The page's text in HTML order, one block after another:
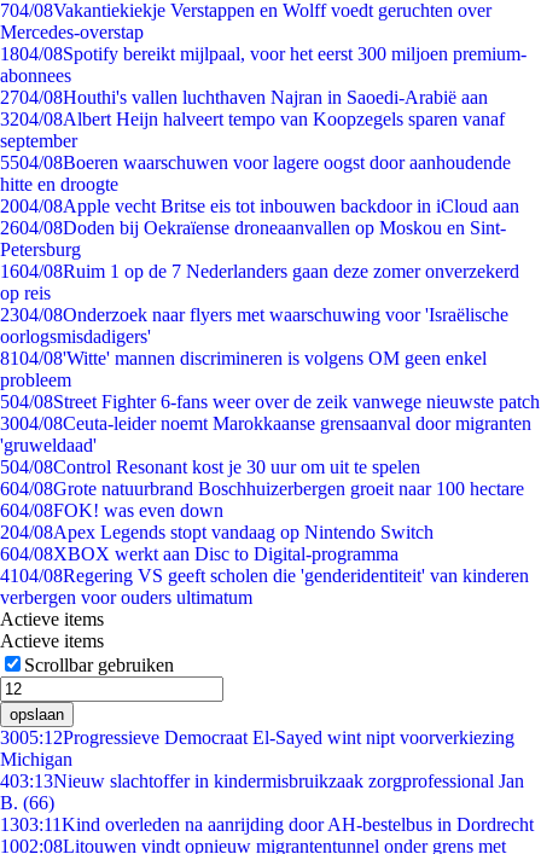
704/08Vakantiekiekje Verstappen en Wolff voedt geruchten over
Mercedes-overstap
1804/08Spotify bereikt mijlpaal, voor het eerst 300 miljoen premium-
abonnees
2704/08Houthi's vallen luchthaven Najran in Saoedi-Arabië aan
3204/08Albert Heijn halveert tempo van Koopzegels sparen vanaf
september
5504/08Boeren waarschuwen voor lagere oogst door aanhoudende
hitte en droogte
2004/08Apple vecht Britse eis tot inbouwen backdoor in iCloud aan
2604/08Doden bij Oekraïense droneaanvallen op Moskou en Sint-
Petersburg
1604/08Ruim 1 op de 7 Nederlanders gaan deze zomer onverzekerd
op reis
2304/08Onderzoek naar flyers met waarschuwing voor 'Israëlische
oorlogsmisdadigers'
8104/08'Witte' mannen discrimineren is volgens OM geen enkel
probleem
504/08Street Fighter 6-fans weer over de zeik vanwege nieuwste patch
3004/08Ceuta-leider noemt Marokkaanse grensaanval door migranten
'gruweldaad'
504/08Control Resonant kost je 30 uur om uit te spelen
604/08Grote natuurbrand Boschhuizerbergen groeit naar 100 hectare
604/08FOK! was even down
204/08Apex Legends stopt vandaag op Nintendo Switch
604/08XBOX werkt aan Disc to Digital-programma
4104/08Regering VS geeft scholen die 'genderidentiteit' van kinderen
verbergen voor ouders ultimatum
Actieve items
Actieve items
Scrollbar gebruiken
opslaan
3005:12Progressieve Democraat El-Sayed wint nipt voorverkiezing
Michigan
403:13Nieuw slachtoffer in kindermisbruikzaak zorgprofessional Jan
B. (66)
1303:11Kind overleden na aanrijding door AH-bestelbus in Dordrecht
1002:08Litouwen vindt opnieuw migrantentunnel onder grens met